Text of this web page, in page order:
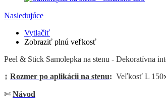
Nasledujúce
Vytlačiť
Zobraziť plnú veľkosť
Peel & Stick Samolepka na stenu - Dekoratívna
↨ Rozmer po aplikácii na stenu: Veľkosť L
✄ Návod